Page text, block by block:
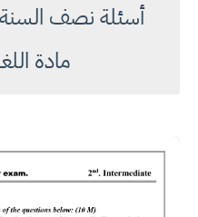
أسئلة نصف
مادة